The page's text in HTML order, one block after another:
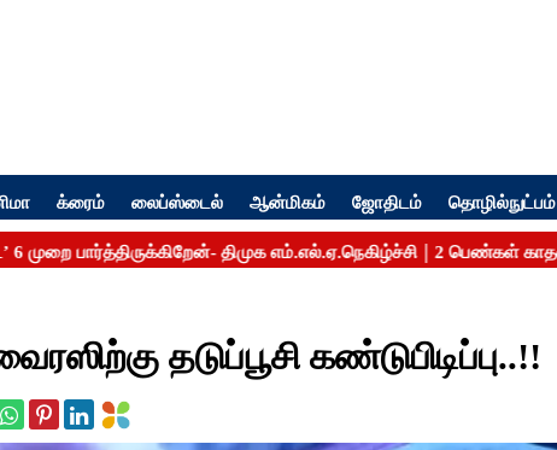
க்ரைம் லைப்ஸ்டைல் ஆன்மிகம் ஜோதிடம் தொழில்நுட்பம்
தடுப்பூசி கண்டுபிடிப்பு..!!